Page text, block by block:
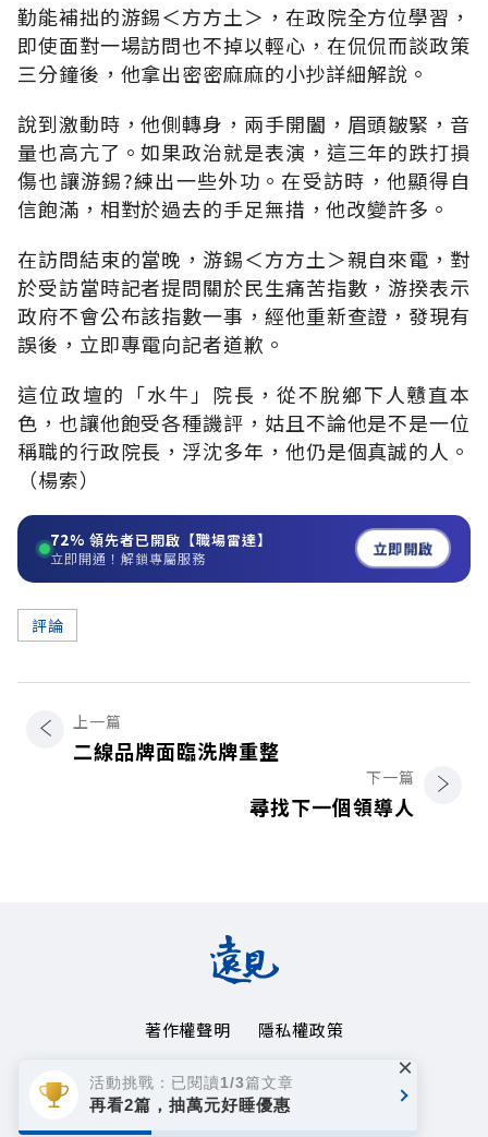
勤能補拙的游錫＜方方土＞，在政院全方位學習，
即使面對一場訪問也不掉以輕心，在侃侃而談政策
三分鐘後，他拿出密密麻麻的小抄詳細解說。
說到激動時，他側轉身，兩手開闔，眉頭皺緊，音
量也高亢了。如果政治就是表演，這三年的跌打損
傷也讓游錫?練出一些外功。在受訪時，他顯得自
信飽滿，相對於過去的手足無措，他改變許多。
在訪問結束的當晚，游錫＜方方土＞親自來電，對
於受訪當時記者提問關於民生痛苦指數，游揆表示
政府不會公布該指數一事，經他重新查證，發現有
誤後，立即專電向記者道歉。
這位政壇的「水牛」院長，從不脫鄉下人戇直本
色，也讓他飽受各種譏評，姑且不論他是不是一位
稱職的行政院長，浮沈多年，他仍是個真誠的人。
（楊索）
72% 領先者已開啟【職場雷達】
立即開通！解鎖專屬服務 立即開啟
評論
上一篇
二線品牌面臨洗牌重整
下一篇
尋找下一個領導人
著作權聲明
隱私權政策
Copyright© 1999~2026
遠見天下文化事業群. All rights reserved.
活動挑戰：已閱讀1/3篇文章
再看2篇，抽萬元好睡優惠
×